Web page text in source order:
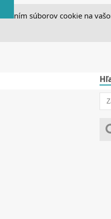
súborov cookie na